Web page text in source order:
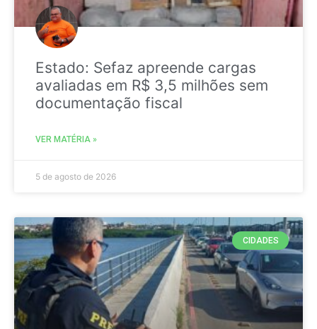
Estado: Sefaz apreende cargas
avaliadas em R$ 3,5 milhões sem
documentação fiscal
VER MATÉRIA »
5 de agosto de 2026
CIDADES